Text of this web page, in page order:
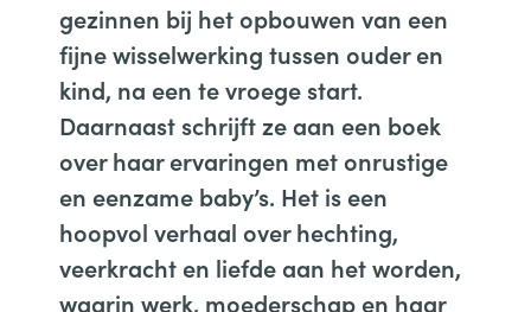
gezinnen bij het opbouwen van een
fijne wisselwerking tussen ouder en
kind, na een te vroege start.
Daarnaast schrijft ze aan een boek
over haar ervaringen met onrustige
en eenzame baby’s. Het is een
hoopvol verhaal over hechting,
veerkracht en liefde aan het worden,
waarin werk, moederschap en haar